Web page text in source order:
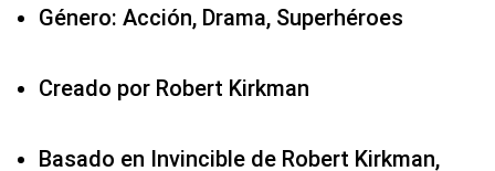
Género: Acción, Drama, Superhéroes
Creado por Robert Kirkman
Basado en Invincible de Robert Kirkman,